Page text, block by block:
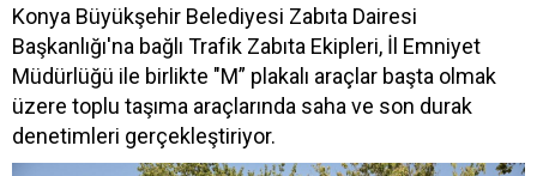
Konya Büyükşehir Belediyesi Zabıta Dairesi
Başkanlığı'na bağlı Trafik Zabıta Ekipleri, İl Emniyet
Müdürlüğü ile birlikte "M” plakalı araçlar başta olmak
üzere toplu taşıma araçlarında saha ve son durak
denetimleri gerçekleştiriyor.